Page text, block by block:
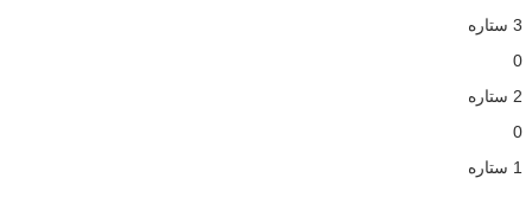
3 ستاره
0
2 ستاره
0
1 ستاره